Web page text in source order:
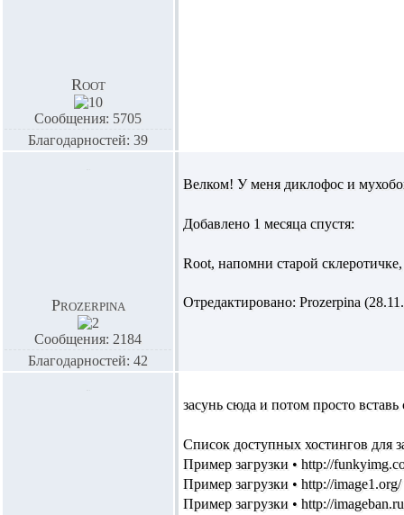
Root
Сообщения: 5705
Благодарностей: 39
Prozerpina
Сообщения: 2184
Благодарностей: 42
Велком! У меня диклофос и
Добавлено 1 месяца спустя:
Root, напомни старой
Отредактировано: Prozerpina
засунь сюда и потом просто
Список доступных хостингов для
Пример загрузки • http://
Пример загрузки • http://image1.org/
Пример загрузки • http://